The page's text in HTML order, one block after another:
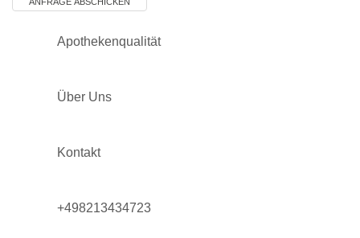
Apothekenqualität
Über Uns
Kontakt
+498213434723